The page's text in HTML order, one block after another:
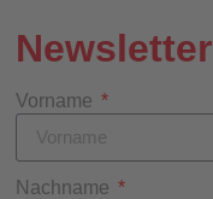
Newsletter
Vorname
Nachname